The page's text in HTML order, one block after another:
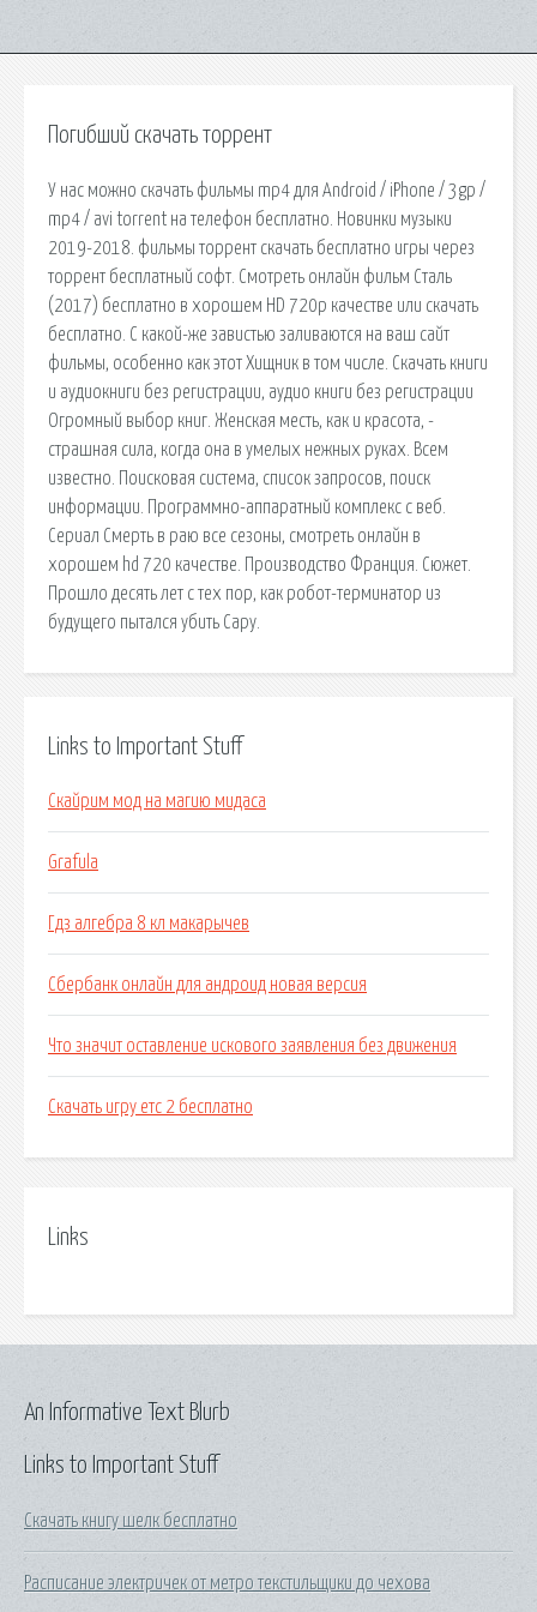
Погибший скачать торрент
У нас можно скачать фильмы mp4 для Android / iPhone / 3gp /
mp4 / avi torrent на телефон бесплатно. Новинки музыки
2019-2018. фильмы торрент скачать бесплатно игры через
торрент бесплатный софт. Смотреть онлайн фильм Сталь
(2017) бесплатно в хорошем HD 720p качестве или скачать
бесплатно. С какой-же завистью заливаются на ваш сайт
фильмы, особенно как этот Хищник в том числе. Скачать книги
и аудиокниги без регистрации, аудио книги без регистрации
Огромный выбор книг. Женская месть, как и красота, -
страшная сила, когда она в умелых нежных руках. Всем
известно. Поисковая сиcтема, список запросов, поиск
информации. Программно-аппаратный комплекс с веб.
Сериал Смерть в раю все сезоны, смотреть онлайн в
хорошем hd 720 качестве. Производство Франция. Сюжет.
Прошло десять лет с тех пор, как робот-терминатор из
будущего пытался убить Сару.
Links to Important Stuff
Скайрим мод на магию мидаса
Grafula
Гдз алгебра 8 кл макарычев
Сбербанк онлайн для андроид новая версия
Что значит оставление искового заявления без движения
Скачать игру етс 2 бесплатно
Links
Links to Important Stuff
Скачать книгу шелк бесплатно
Расписание электричек от метро текстильщики до чехова
An Informative Text Blurb